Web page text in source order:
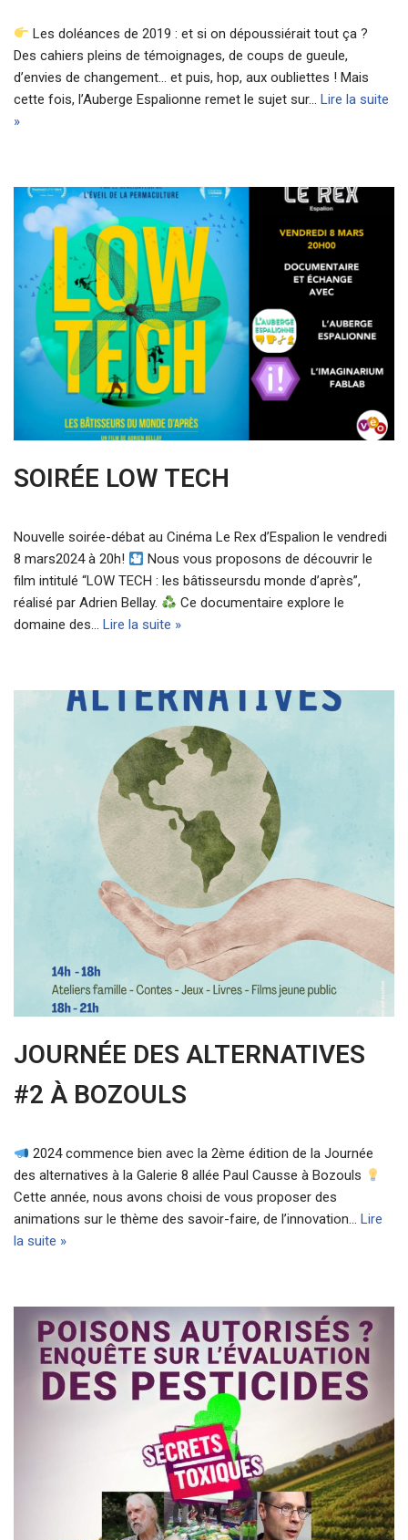
Les doléances de 2019 : et si on dépoussiérait tout ça ?
Des cahiers pleins de témoignages, de coups de gueule,
d’envies de changement… et puis, hop, aux oubliettes ! Mais
cette fois, l’Auberge Espalionne remet le sujet sur… Lire la suite
»
SOIRÉE LOW TECH
Nouvelle soirée-débat au Cinéma Le Rex d’Espalion le vendredi
8 mars2024 à 20h!
Nous vous proposons de découvrir le
film intitulé “LOW TECH : les bâtisseursdu monde d’après”,
réalisé par Adrien Bellay.
Ce documentaire explore le
domaine des… Lire la suite »
JOURNÉE DES ALTERNATIVES
#2 À BOZOULS
2024 commence bien avec la 2ème édition de la Journée
des alternatives à la Galerie 8 allée Paul Causse à Bozouls
Cette année, nous avons choisi de vous proposer des
animations sur le thème des savoir-faire, de l’innovation… Lire
la suite »